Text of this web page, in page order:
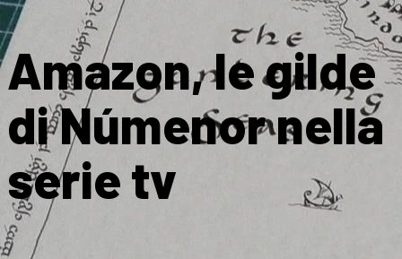
Amazon, le gilde
di Númenor nella
serie tv